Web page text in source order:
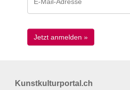
Kunstkulturportal.ch